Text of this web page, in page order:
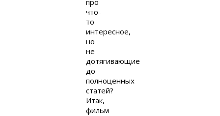
про
что-
то
интересное,
но
не
дотягивающие
до
полноценных
статей?
Итак,
фильм